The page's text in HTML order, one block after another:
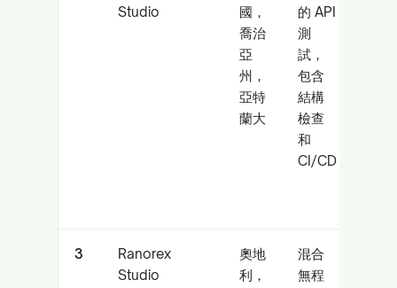
Studio
國，
喬治
亞
州，
亞特
蘭大
的 API
測
試，
包含
結構
檢查
和
CI/CD
3
Ranorex
Studio
奧地
利，
混合
無程